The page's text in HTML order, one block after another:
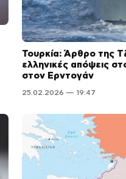
Τουρκία: Άρθρο της
ελληνικές απόψεις
στον Ερντογάν
25.02.2026 — 19:47